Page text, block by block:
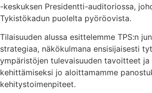
-keskuksen Presidentti-auditoriossa,
Tykistökadun puolelta pyöröovista.
Tilaisuuden alussa esittelemme TPS:n
strategiaa, näkökulmana ensisijaisesti
ympäristöjen tulevaisuuden tavoitteet ja
kehittämiseksi jo aloittamamme
kehitystoimenpiteet.